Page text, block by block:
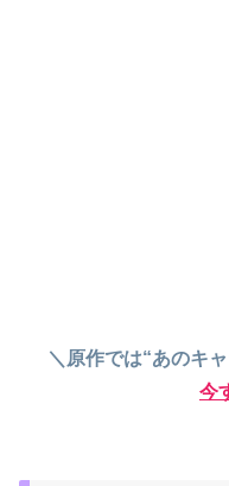
＼原作では“あのキ
今